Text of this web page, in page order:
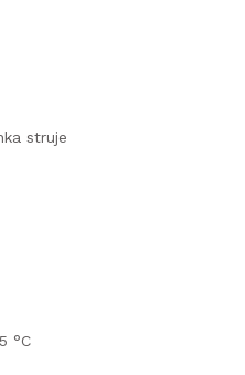
struje
°C